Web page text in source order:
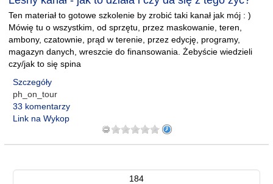
Ten materiał to gotowe szkolenie by zrobić taki kanał jak mój : )
Mówię tu o wszystkim, od sprzętu, przez maskowanie, teren,
ambony, czatownie, prąd w terenie, przez edycję, programy,
magazyn danych, wreszcie do finansowania. Żebyście wiedzieli
czy/jak to się spina
Szczegóły
ph_on_tour
33 komentarzy
Link na Wykop
184